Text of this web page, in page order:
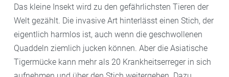
Das kleine Insekt wird zu den gefährlichsten Tieren der
Welt gezählt. Die invasive Art hinterlässt einen Stich, der
eigentlich harmlos ist, auch wenn die geschwollenen
Quaddeln ziemlich jucken können. Aber die Asiatische
Tigermücke kann mehr als 20 Krankheitserreger in sich